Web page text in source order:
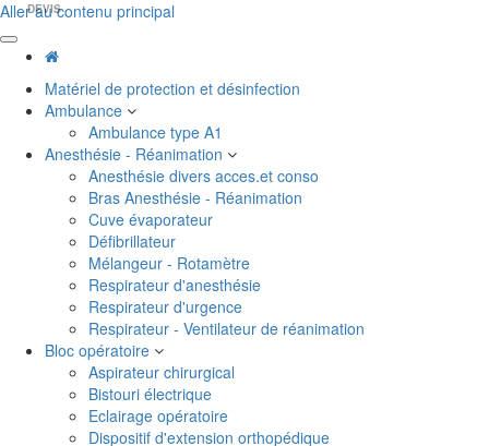
Aller au contenu principal
Matériel de protection et désinfection
Ambulance
Ambulance type A1
Anesthésie - Réanimation
Anesthésie divers acces.et conso
Bras Anesthésie - Réanimation
Cuve évaporateur
Défibrillateur
Mélangeur - Rotamètre
Respirateur d'anesthésie
Respirateur d'urgence
Respirateur - Ventilateur de réanimation
Bloc opératoire
Aspirateur chirurgical
Bistouri électrique
Eclairage opératoire
Dispositif d'extension orthopédique
DEVIS